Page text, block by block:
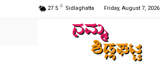
27.5 C Sidlaghatta Friday, August 7, 2026